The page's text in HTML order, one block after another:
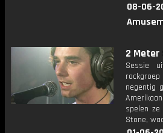
08-06-
2 Meter
Sessie
negentig
spelen
Stone,